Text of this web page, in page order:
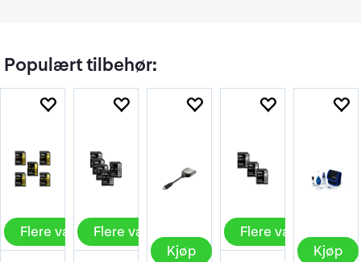
Populært tilbehør:
Flere valg Flere valg
Kjøp
Flere valg
Kjøp